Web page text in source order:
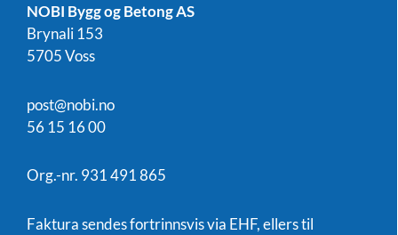
NOBI Bygg og Betong AS
Brynali 153
5705 Voss
post@nobi.no
56 15 16 00
Org.-nr. 931 491 865
Faktura sendes fortrinnsvis via EHF, ellers til